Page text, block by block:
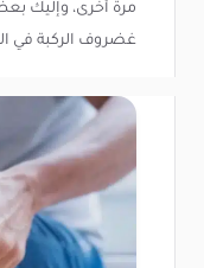
مرة أخرى، وإليك
غضروف الركبة في